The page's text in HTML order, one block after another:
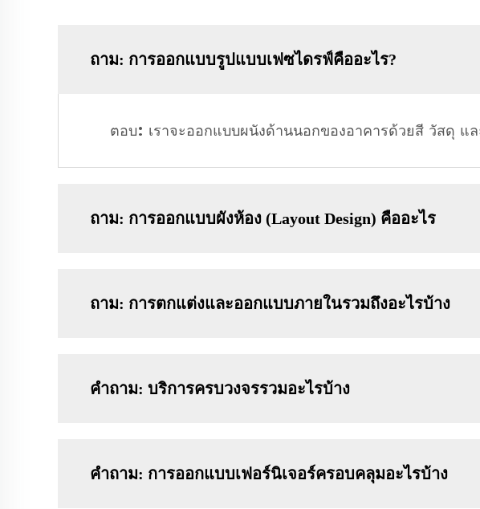
ถาม: การออกแบบรูปแบบเฟซไดรฟ์คืออะไร?
ตอบ: เราจะออกแบบผนังด้านนอกของอาคารด้วยสี วัสดุ
ถาม: การออกแบบผังห้อง (Layout Design) คืออะไร
ถาม: การตกแต่งและออกแบบภายในรวมถึงอะไรบ้าง
คำถาม: บริการครบวงจรรวมอะไรบ้าง
คำถาม: การออกแบบเฟอร์นิเจอร์ครอบคลุมอะไรบ้าง